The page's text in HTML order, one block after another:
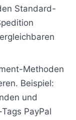
Standard-
Methoden
Beispiel:
und
PayPal